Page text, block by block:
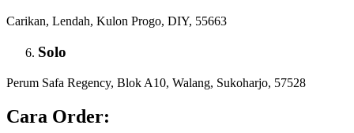
Carikan, Lendah, Kulon Progo, DIY, 55663
Solo
Perum Safa Regency, Blok A10, Walang, Sukoharjo, 57528
Cara Order: